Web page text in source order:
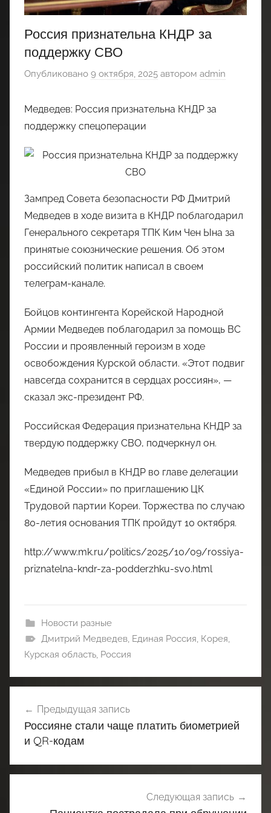
Россия признательна КНДР за
поддержку СВО
Опубликовано 9 октября, 2025 автором admin
Медведев: Россия признательна КНДР за
поддержку спецоперации
Зампред Совета безопасности РФ Дмитрий
Медведев в ходе визита в КНДР поблагодарил
Генерального секретаря ТПК Ким Чен Ына за
принятые союзнические решения. Об этом
российский политик написал в своем
телеграм-канале.
Бойцов контингента Корейской Народной
Армии Медведев поблагодарил за помощь ВС
России и проявленный героизм в ходе
освобождения Курской области. «Этот подвиг
навсегда сохранится в сердцах россиян», —
сказал экс-президент РФ.
Российская Федерация признательна КНДР за
твердую поддержку СВО, подчеркнул он.
Медведев прибыл в КНДР во главе делегации
«Единой России» по приглашению ЦК
Трудовой партии Кореи. Торжества по случаю
80-летия основания ТПК пройдут 10 октября.
http://www.mk.ru/politics/2025/10/09/rossiya-
priznatelna-kndr-za-podderzhku-svo.html
Новости разные
Дмитрий Медведев, Единая Россия Корея
Курская область Россия
по
записям
Предыдущая запись
Россияне стали чаще платить биометрией
и QR-кодам
Следующая запись